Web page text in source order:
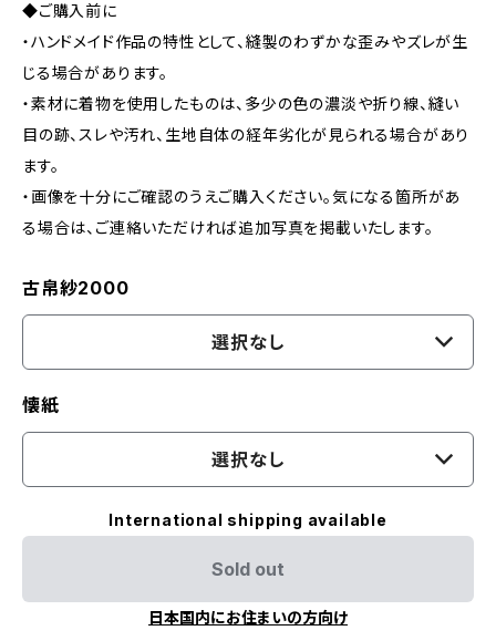
◆ご購入前に
・ハンドメイド作品の特性として、縫製のわずかな歪みやズレが生
じる場合があります。
・素材に着物を使用したものは、多少の色の濃淡や折り線、縫い
目の跡、スレや汚れ、生地自体の経年劣化が見られる場合があり
ます。
・画像を十分にご確認のうえご購入ください。気になる箇所があ
る場合は、ご連絡いただければ追加写真を掲載いたします。
古帛紗2000
選択なし
懐紙
選択なし
International shipping available
Sold out
日本国内にお住まいの方向け